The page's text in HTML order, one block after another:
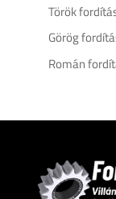
Török
Görög
Román